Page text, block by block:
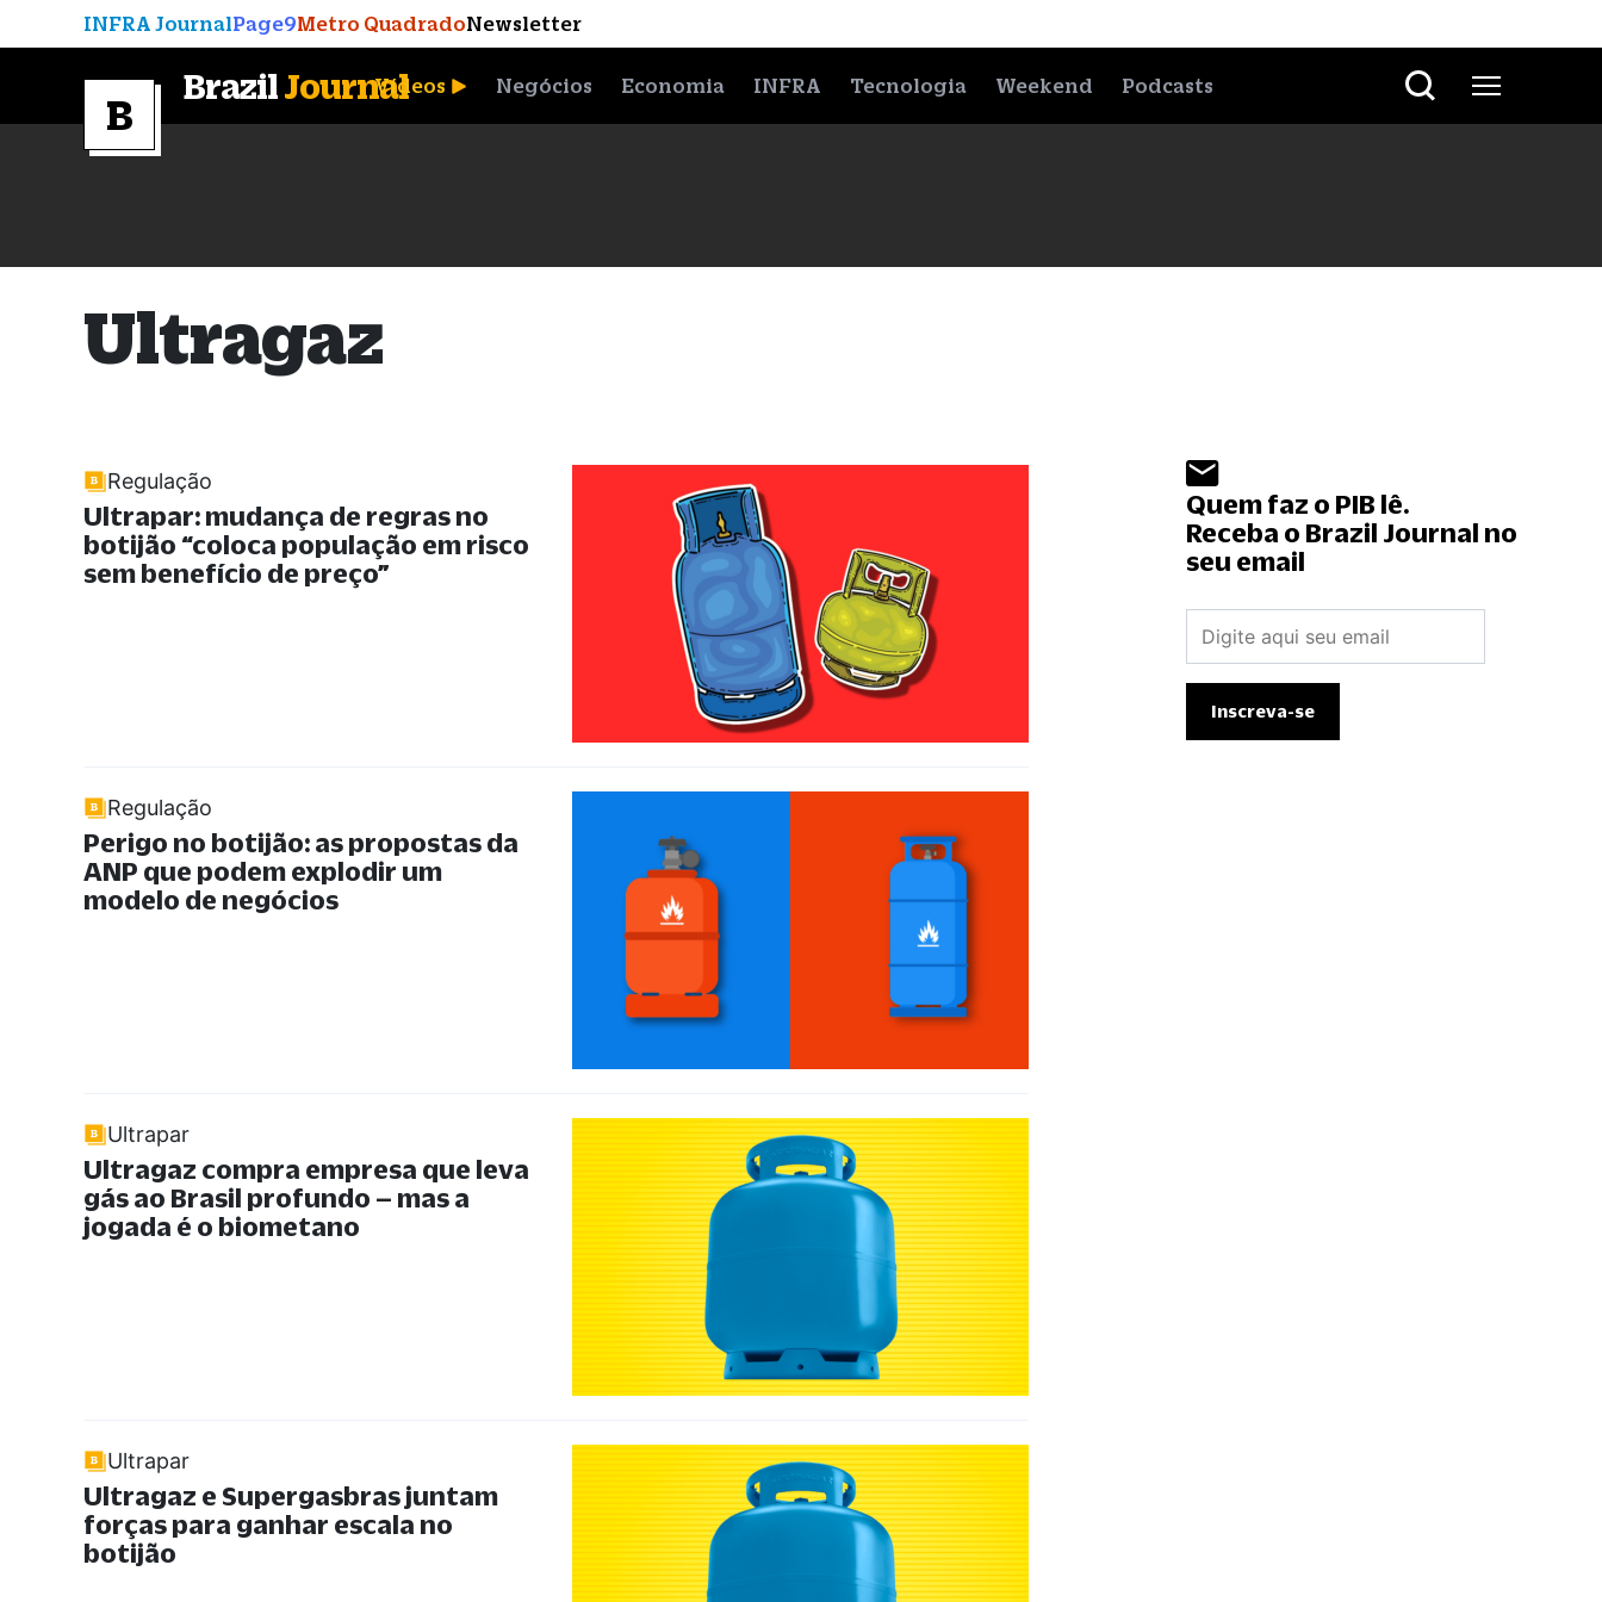
INFRA JournalPage9Metro QuadradoNewsletter
BrazilJournalVídeos Negócios Economia INFRA Tecnologia Weekend Podcasts
Ultragaz
Regulação
Ultrapar: mudança de regras no
botijão “coloca população em risco
sem benefício de preço”
Regulação
Perigo no botijão: as propostas da
ANP que podem explodir um
modelo de negócios
Ultrapar
Ultragaz compra empresa que leva
gás ao Brasil profundo – mas a
jogada é o biometano
Ultrapar
Ultragaz e Supergasbras juntam
forças para ganhar escala no
botijão
Quem faz o PIB lê.
Receba o Brazil Journal no
seu email